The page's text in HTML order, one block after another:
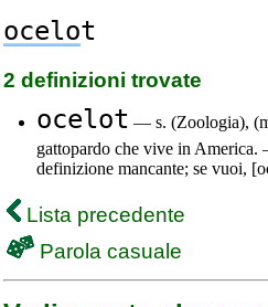
ocelot
2 definizioni trovate
ocelot — s. (Zoologia),
gattopardo che vive in America.
definizione mancante; se vuoi,
Lista precedente
Parola casuale